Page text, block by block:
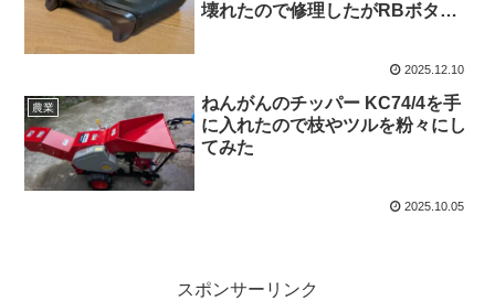
壊れたので修理したがRBボタン
2025.12.10
農業
ねんがんのチッパー KC74/4を手
に入れたので枝やツルを粉々にし
てみた
2025.10.05
スポンサーリンク